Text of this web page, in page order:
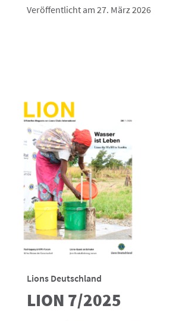
Veröffentlicht am 27. März 2026
Lions Deutschland
LION 7/2025